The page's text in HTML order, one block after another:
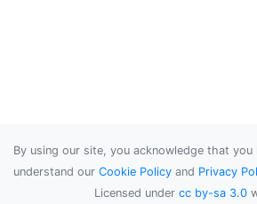
By using our site, you acknowledge that you
understand our Cookie Policy and Privacy
Licensed under cc by-sa 3.0